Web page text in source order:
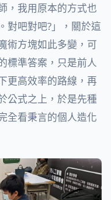
，我用原本的方式也
對吧對吧?」，關於這
術方塊如此多變，可
標準答案，只是前人
更高效率的路線，再
公式之上，於是先種
全看秉言的個人造化